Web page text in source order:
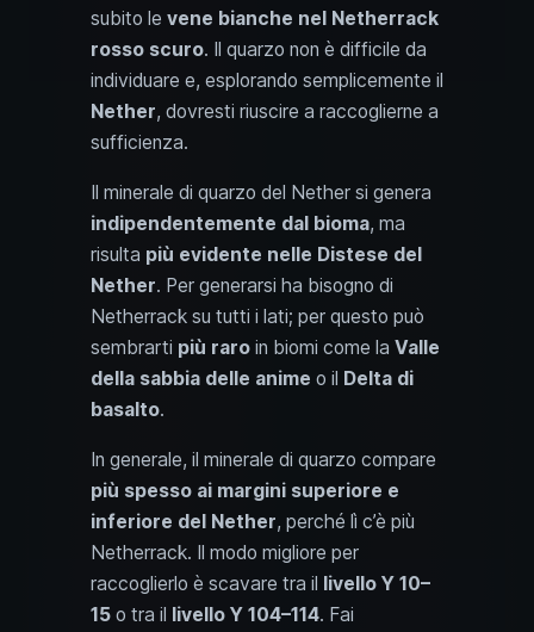
subito le vene bianche nel Netherrack
rosso scuro. Il quarzo non è difficile da
individuare e, esplorando semplicemente il
Nether, dovresti riuscire a raccoglierne a
sufficienza.
Il minerale di quarzo del Nether si genera
indipendentemente dal bioma, ma
risulta più evidente nelle Distese del
Nether. Per generarsi ha bisogno di
Netherrack su tutti i lati; per questo può
sembrarti più raro in biomi come la Valle
della sabbia delle anime o il Delta di
basalto.
In generale, il minerale di quarzo compare
più spesso ai margini superiore e
inferiore del Nether, perché lì c’è più
Netherrack. Il modo migliore per
raccoglierlo è scavare tra il livello Y 10–
15 o tra il livello Y 104–114. Fai